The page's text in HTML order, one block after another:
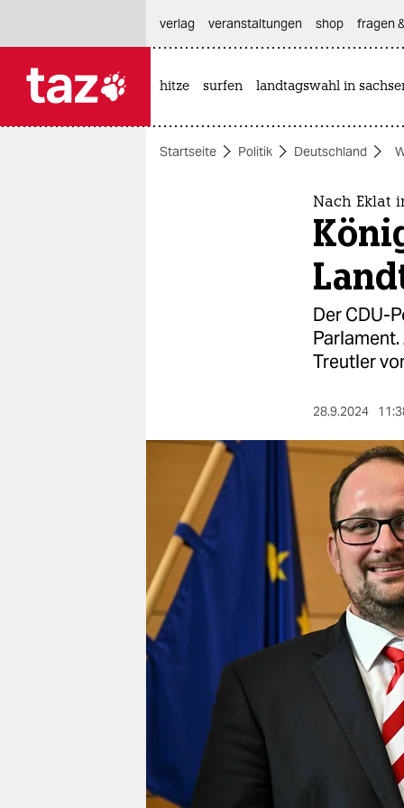
themen
nord
wahrheit
verlag
verlag
veranstaltungen
shop
fragen & hilfe
unterstützen
genossenschaft
verlag
veranstaltungen shop fragen
hitze surfen landtagswahl in
Startseite Politik Deutschland
Nach Eklat
Der CDU-
Treutler
28.9.2024